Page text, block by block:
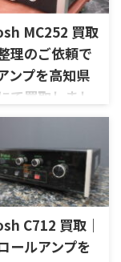
MC252 買取
理のご依頼で
ンプを高知県
て買取しまし
市で、遺品整理に伴
のステレオパワー
」を出張買取さ
きました。今回の
ご家族様より「大
ていたオーディオ機
価値を分かるところ
い」とご相談いた
C712 買取｜
ールアンプを